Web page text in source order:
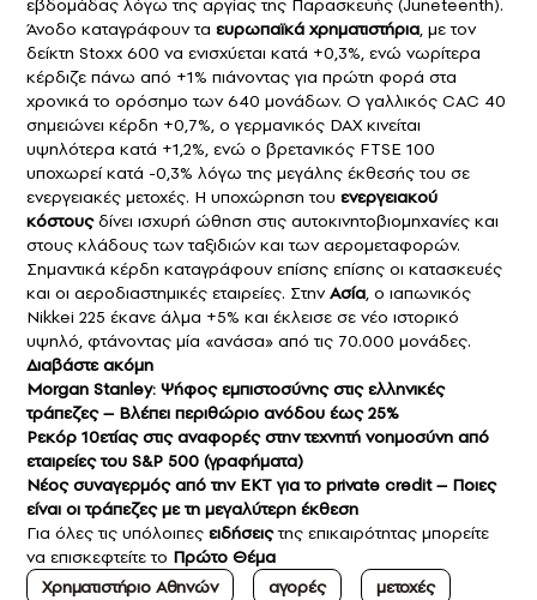
Άνοδο καταγράφουν τα ευρωπαϊκά χρηματιστήρια, με τον
δείκτη Stoxx 600 να ενισχύεται κατά +0,3%, ενώ νωρίτερα
κέρδιζε πάνω από +1% πιάνοντας για πρώτη φορά στα
χρονικά το ορόσημο των 640 μονάδων. Ο γαλλικός CAC 40
σημειώνει κέρδη +0,7%, ο γερμανικός DAX κινείται
υψηλότερα κατά +1,2%, ενώ ο βρετανικός FTSE 100
υποχωρεί κατά -0,3% λόγω της μεγάλης έκθεσής του σε
ενεργειακές μετοχές. Η υποχώρηση του ενεργειακού
κόστουςδίνει ισχυρή ώθηση στις αυτοκινητοβιομηχανίες και
στους κλάδους των ταξιδιών και των αερομεταφορών.
Σημαντικά κέρδη καταγράφουν επίσης επίσης οι κατασκευές
και οι αεροδιαστημικές εταιρείες. ΣτηνΑσία, ο ιαπωνικός
Nikkei 225 έκανε άλμα +5% και έκλεισε σε νέο ιστορικό
υψηλό, φτάνοντας μία «ανάσα» από τις 70.000 μονάδες.
Διαβάστε ακόμη
Morgan Stanley: Ψήφος εμπιστοσύνης στις ελληνικές
τράπεζες – Βλέπει περιθώριο ανόδου έως 25%
Ρεκόρ 10ετίας στις αναφορές στην τεχνητή νοημοσύνη από
εταιρείες του S&P 500 (γραφήματα)
Νέος συναγερμός από την ΕΚΤ για το private credit – Ποιες
είναι οι τράπεζες με τη μεγαλύτερη έκθεση
Για όλες τις υπόλοιπες ειδήσειςτης επικαιρότητας μπορείτε
να επισκεφτείτε το Πρώτο Θέμα
Χρηματιστήριο Αθηνών
αγορές μετοχές